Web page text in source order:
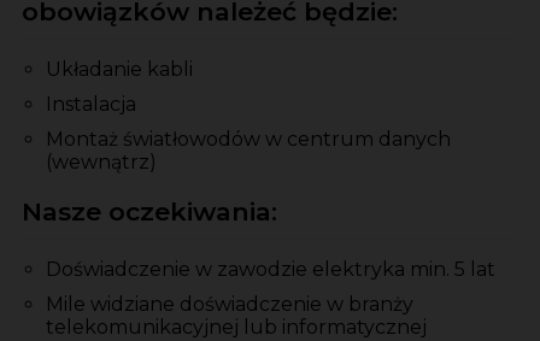
obowiązków należeć będzie:
Układanie kabli
Instalacja
Montaż światłowodów w centrum danych
(wewnątrz)
Nasze oczekiwania:
Doświadczenie w zawodzie elektryka min. 5 lat
Mile widziane doświadczenie w branży
telekomunikacyjnej lub informatycznej